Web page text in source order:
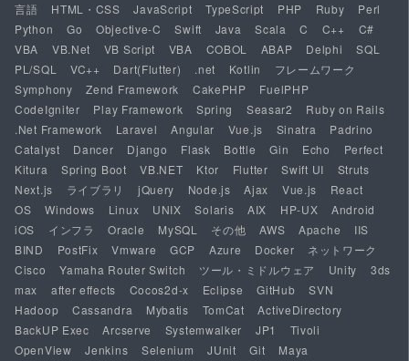
言語 HTML・CSS JavaScript TypeScript PHP Ruby
Perl
Python
Go Objective-C Swift Java Scala C C++
C#
VBA
VB.Net VB Script VBA COBOL ABAP Delphi
SQL
PL/SQL
VC++ Dart(Flutter) .net Kotlin
フレームワーク
Symphony
Zend Framework CakePHP
FuelPHP
CodeIgniter
Play Framework Spring Seasar2
Ruby on Rails
.Net Framework
Laravel Angular Vue.js Sinatra
Padrino
Catalyst
Dancer Django Flask Bottle Gin Echo
Perfect
Kitura
Spring Boot VB.NET Ktor Flutter Swift UI
Struts
Next.js
ライブラリ jQuery Node.js Ajax Vue.js
React
OS
Windows Linux UNIX Solaris AIX HP-UX
Android
iOS
インフラ Oracle MySQL その他 AWS Apache
IIS
BIND
PostFix Vmware GCP Azure Docker
ネットワーク
Cisco
Yamaha Router Switch ツール・ミドルウェア Unity
3ds
max
after effects Cocos2d-x Eclipse GitHub
SVN
Hadoop
Cassandra Mybatis TomCat
ActiveDirectory
BackUP Exec
Arcserve Systemwalker JP1
Tivoli
OpenView
Jenkins Selenium JUnit Git
Maya